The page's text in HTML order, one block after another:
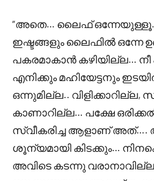
“അതെ… ലൈഫ്
ഇഷ്ടങ്ങളും ലൈഫിൽ ഒന്നേ
പകരമാകാൻ കഴിയില്ല…
എനിക്കും മഹിയേട്ടനും
ഒന്നുമില്ല.. വിളിക്കാറില്ല,
കാണാറില്ല… പക്ഷേ
സ്വീകരിച്ച ആളാണ് അത്….
ശൂന്യമായി കിടക്കും…
അവിടെ കടന്നു